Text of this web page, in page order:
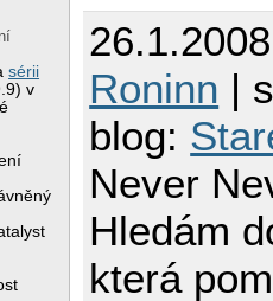
sérii
v
Roninn |
blog:
Never
Hledám
která